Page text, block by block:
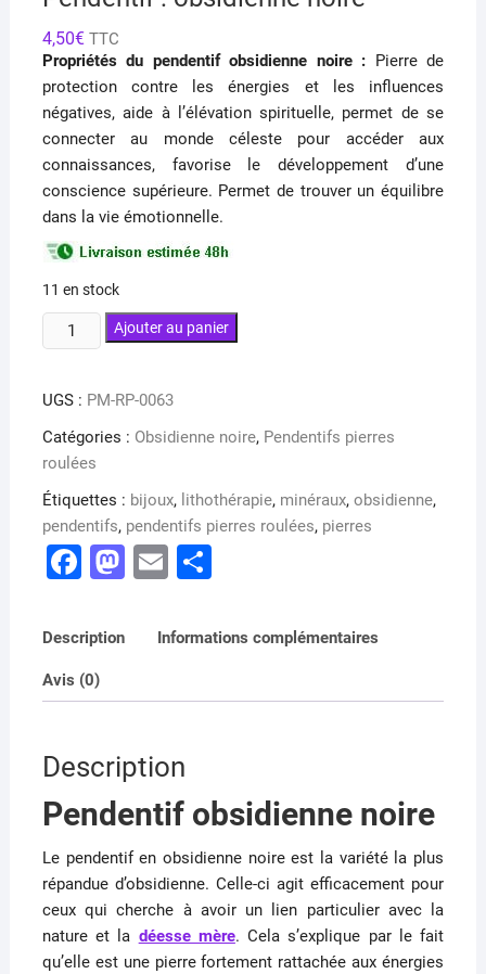
4,50€ TTC
Propriétés du pendentif obsidienne noire : Pierre de
protection contre les énergies et les influences
négatives, aide à l’élévation spirituelle, permet de se
connecter au monde céleste pour accéder aux
connaissances, favorise le développement d’une
conscience supérieure. Permet de trouver un équilibre
dans la vie émotionnelle.
11 en stock
quantité
de
:
obsidienne
noire
Ajouter au panier
UGS : PM-RP-0063
Catégories : Obsidienne noire, Pendentifs pierres
roulées
Étiquettes : bijoux, lithothérapie, minéraux, obsidienne,
pendentifs, pendentifs pierres roulées, pierres
F
c
e
b
o
k
M
st
d
n
E
ai
P
ta
er
Description Informations complémentaires
Avis (0)
Description
Pendentif obsidienne noire
Le pendentif en obsidienne noire est la variété la plus
répandue d’obsidienne. Celle-ci agit efficacement pour
ceux qui cherche à avoir un lien particulier avec la
nature et la déesse mère. Cela s’explique par le fait
qu’elle est une pierre fortement rattachée aux énergies